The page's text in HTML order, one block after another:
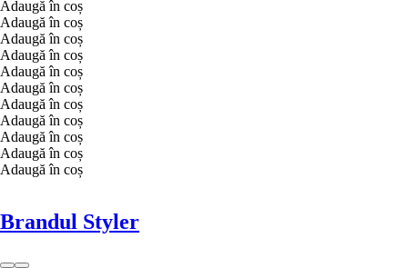
Adaugă în coș
Adaugă în coș
Adaugă în coș
Adaugă în coș
Adaugă în coș
Adaugă în coș
Adaugă în coș
Adaugă în coș
Adaugă în coș
Adaugă în coș
Adaugă în coș
Brandul Styler